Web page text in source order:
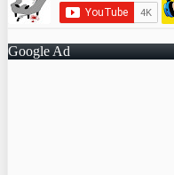
Google Ad